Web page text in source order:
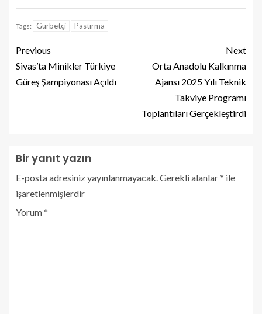
Tags: Gurbetçi Pastırma
Previous
Sivas’ta Minikler Türkiye
Güreş Şampiyonası Açıldı
Next
Orta Anadolu Kalkınma
Ajansı 2025 Yılı Teknik
Takviye Programı
Toplantıları Gerçekleştirdi
Bir yanıt yazın
E-posta adresiniz yayınlanmayacak.Gerekli alanlar* ile
işaretlenmişlerdir
Yorum*